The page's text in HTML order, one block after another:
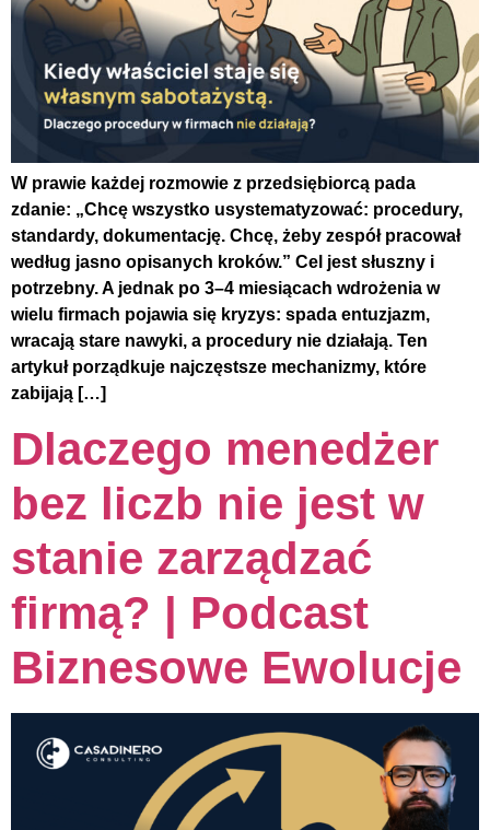
W prawie każdej rozmowie z przedsiębiorcą pada
zdanie: „Chcę wszystko usystematyzować: procedury,
standardy, dokumentację. Chcę, żeby zespół pracował
według jasno opisanych kroków.” Cel jest słuszny i
potrzebny. A jednak po 3–4 miesiącach wdrożenia w
wielu firmach pojawia się kryzys: spada entuzjazm,
wracają stare nawyki, a procedury nie działają. Ten
artykuł porządkuje najczęstsze mechanizmy, które
zabijają […]
Dlaczego menedżer
bez liczb nie jest w
stanie zarządzać
firmą? | Podcast
Biznesowe Ewolucje